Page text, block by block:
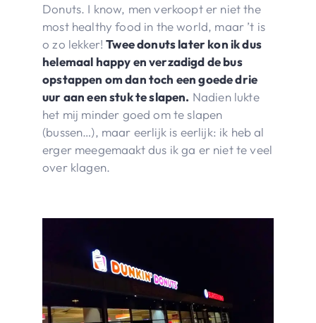
Donuts. I know, men verkoopt er niet the
most healthy food in the world, maar ’t is
o zo lekker!Twee donuts later kon ik dus
helemaal happy en verzadigd de bus
opstappen om dan toch een goede drie
uur aan een stuk te slapen. Nadien lukte
het mij minder goed om te slapen
(bussen…), maar eerlijk is eerlijk: ik heb al
erger meegemaakt dus ik ga er niet te veel
over klagen.